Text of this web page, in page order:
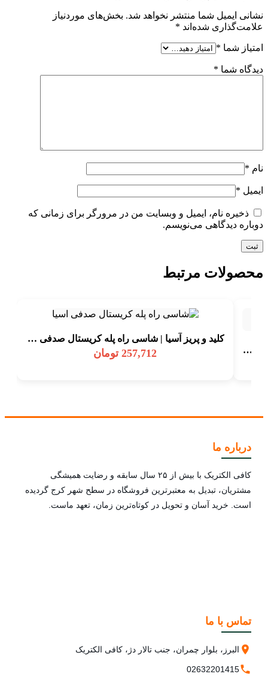
نشانی ایمیل شما منتشر نخواهد شد. بخش‌های موردنیاز
علامت‌گذاری شده‌اند *
امتیاز شما *
دیدگاه شما *
نام *
ایمیل *
ذخیره نام، ایمیل و وبسایت من در مرورگر برای زمانی که
دوباره دیدگاهی می‌نویسم.
محصولات مرتبط
کلید و پریز آسیا | شاسی زنگ کریستال سفید طلایی اسیا
کلید و پریز آسیا | شاسی راه پله کریستال صدفی اسیا
257,712 تومان
درباره ما
کافی الکتریک با بیش از ۲۵ سال سابقه و رضایت همیشگی
مشتریان، تبدیل به معتبرترین فروشگاه در سطح شهر کرج گردیده
است. خرید آسان و تحویل در کوتاه‌ترین زمان، تعهد ماست.
تماس با ما
البرز، بلوار چمران، جنب تالار دژ، کافی الکتریک
02632201415